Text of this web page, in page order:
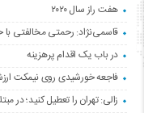
هفت راز سال ۲۰۲۰
قاسمی‌نژاد: رحمتی مخالفتی
در باب یک اقدام پرهزینه
فاجعه خورشیدی روی نیمکت
زالی: تهران را تعطیل کنید؛ در